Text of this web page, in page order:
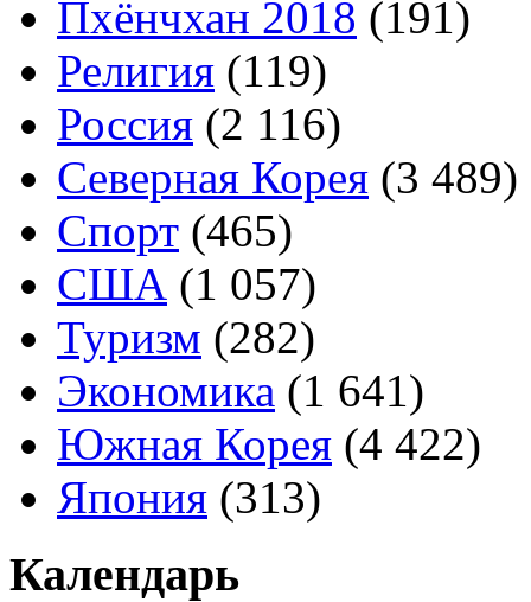
Пхёнчхан 2018 (191)
Религия (119)
Россия (2 116)
Северная Корея (3 489)
Спорт (465)
США (1 057)
Туризм (282)
Экономика (1 641)
Южная Корея (4 422)
Япония (313)
Календарь